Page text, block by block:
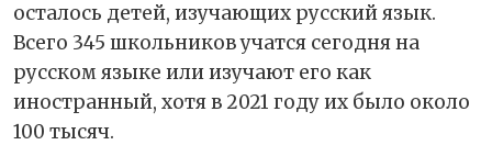
осталось детей, изучающих русский язык.
Всего 345 школьников учатся сегодня на
русском языке или изучают его как
иностранный, хотя в 2021 году их было около
100 тысяч.